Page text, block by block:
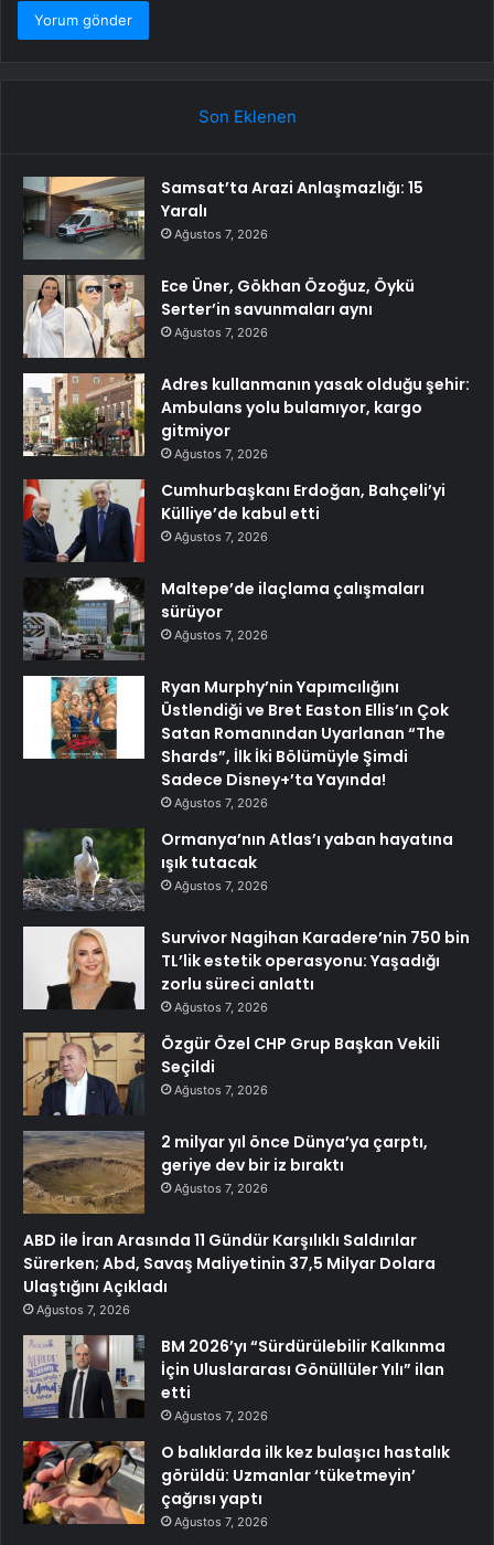
Son Eklenen
Samsat’ta Arazi Anlaşmazlığı: 15
Yaralı
Ağustos 7, 2026
Ece Üner, Gökhan Özoğuz, Öykü
Serter’in savunmaları aynı
Ağustos 7, 2026
Adres kullanmanın yasak olduğu şehir:
Ambulans yolu bulamıyor, kargo
gitmiyor
Ağustos 7, 2026
Cumhurbaşkanı Erdoğan, Bahçeli’yi
Külliye’de kabul etti
Ağustos 7, 2026
Maltepe’de ilaçlama çalışmaları
sürüyor
Ağustos 7, 2026
Ryan Murphy’nin Yapımcılığını
Üstlendiği ve Bret Easton Ellis’ın Çok
Satan Romanından Uyarlanan “The
Shards”, İlk İki Bölümüyle Şimdi
Sadece Disney+’ta Yayında!
Ağustos 7, 2026
Ormanya’nın Atlas’ı yaban hayatına
ışık tutacak
Ağustos 7, 2026
Survivor Nagihan Karadere’nin 750 bin
TL’lik estetik operasyonu: Yaşadığı
zorlu süreci anlattı
Ağustos 7, 2026
Özgür Özel CHP Grup Başkan Vekili
Seçildi
Ağustos 7, 2026
2 milyar yıl önce Dünya’ya çarptı,
geriye dev bir iz bıraktı
Ağustos 7, 2026
ABD ile İran Arasında 11 Gündür Karşılıklı Saldırılar
Sürerken; Abd, Savaş Maliyetinin 37,5 Milyar Dolara
Ulaştığını Açıkladı
Ağustos 7, 2026
BM 2026’yı “Sürdürülebilir Kalkınma
İçin Uluslararası Gönüllüler Yılı” ilan
etti
Ağustos 7, 2026
O balıklarda ilk kez bulaşıcı hastalık
görüldü: Uzmanlar ‘tüketmeyin’
çağrısı yaptı
Ağustos 7, 2026